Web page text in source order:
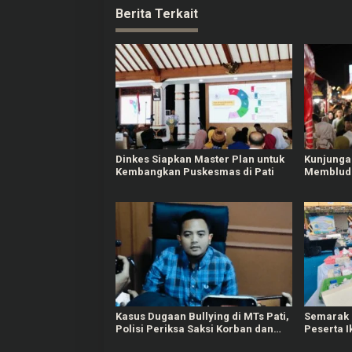
Berita Terkait
Dinkes Siapkan Master Plan untuk
Kembangkan Puskesmas di Pati
Kasus Dugaan Bullying di MTs Pati,
Polisi Periksa Saksi Korban dan
Semarak
Peserta